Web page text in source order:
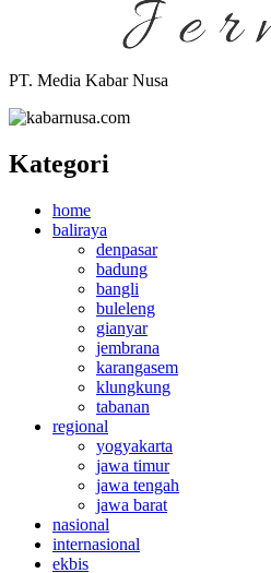
PT. Media Kabar Nusa
Kategori
home
baliraya
denpasar
badung
bangli
buleleng
gianyar
jembrana
karangasem
klungkung
tabanan
regional
yogyakarta
jawa timur
jawa tengah
jawa barat
nasional
internasional
ekbis